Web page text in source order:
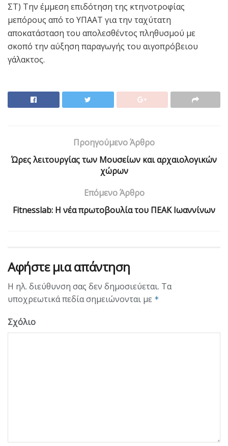
ΣΤ) Την έμμεση επιδότηση της κτηνοτροφίας
μεπόρους από το ΥΠΑΑΤ για την ταχύτατη
αποκατάσταση του απολεσθέντος πληθυσμού με
σκοπό την αύξηση παραγωγής του αιγοπρόβειου
γάλακτος.
Προηγούμενο Άρθρο
Ώρες λειτουργίας των Μουσείων και αρχαιολογικών
χώρων
Επόμενο Άρθρο
Fitnesslab: Η νέα πρωτοβουλία του ΠΕΑΚ Ιωαννίνων
Αφήστε μια απάντηση
Η ηλ. διεύθυνση σας δεν δημοσιεύεται. Τα
υποχρεωτικά πεδία σημειώνονται με *
Σχόλιο